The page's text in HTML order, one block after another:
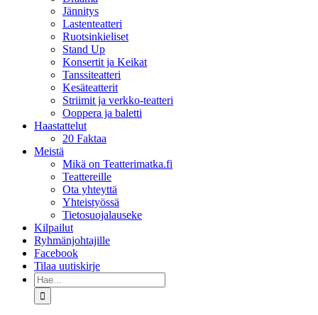
Jännitys
Lastenteatteri
Ruotsinkieliset
Stand Up
Konsertit ja Keikat
Tanssiteatteri
Kesäteatterit
Striimit ja verkko-teatteri
Ooppera ja baletti
Haastattelut
20 Faktaa
Meistä
Mikä on Teatterimatka.fi
Teattereille
Ota yhteyttä
Yhteistyössä
Tietosuojalauseke
Kilpailut
Ryhmänjohtajille
Facebook
Tilaa uutiskirje
Etsi
...